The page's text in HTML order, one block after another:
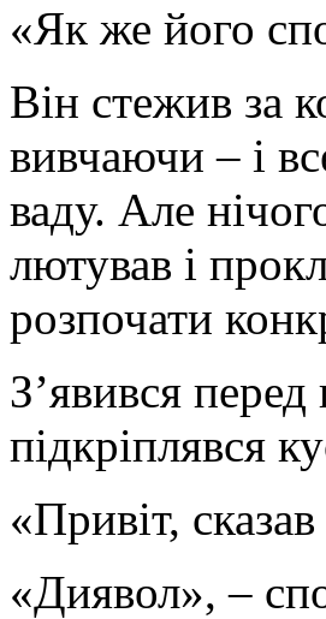
«Як же його
Він стежив за
вивчаючи – і
ваду. Але
лютував і
розпочати
З’явився
підкріплявся
«Привіт,
«Диявол», –